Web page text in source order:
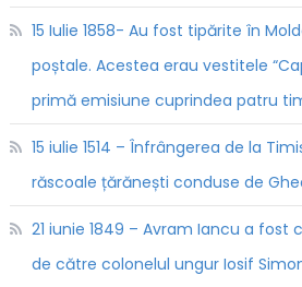
15 Iulie 1858- Au fost tipărite în
poștale. Acestea erau vestitele
primă emisiune cuprindea patru
15 iulie 1514 – Înfrângerea de la
răscoale țărănești conduse de
21 iunie 1849 – Avram Iancu a fost
de către colonelul ungur Iosif